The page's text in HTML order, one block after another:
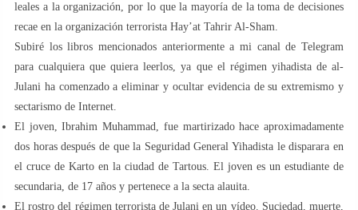
leales a la organización, por lo que la mayoría de la toma de decisiones
recae en la organización terrorista Hay’at Tahrir Al-Sham.
Subiré los libros mencionados anteriormente a mi canal de Telegram
para cualquiera que quiera leerlos, ya que el régimen yihadista de al-
Julani ha comenzado a eliminar y ocultar evidencia de su extremismo y
sectarismo de Internet.
El joven, Ibrahim Muhammad, fue martirizado hace aproximadamente
dos horas después de que la Seguridad General Yihadista le disparara en
el cruce de Karto en la ciudad de Tartous. El joven es un estudiante de
secundaria, de 17 años y pertenece a la secta alauita.
El rostro del régimen terrorista de Julani en un vídeo. Suciedad, muerte,